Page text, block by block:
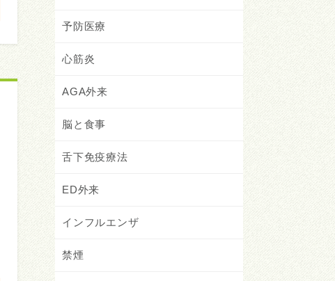
予防医療
心筋炎
AGA外来
脳と食事
舌下免疫療法
ED外来
インフルエンザ
禁煙